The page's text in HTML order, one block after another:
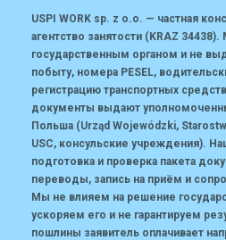
USPI WORK sp. z o.o. — частная
агентство занятости (KRAZ 34438).
государственным органом и не
побыту, номера PESEL,
регистрацию транспортных
документы выдают
Польша (Urząd Wojewódzki,
USC, консульские учреждения).
подготовка и проверка пакета
переводы, запись на приём и
Мы не влияем на решение
ускоряем его и не гарантируем
пошлины заявитель оплачивает